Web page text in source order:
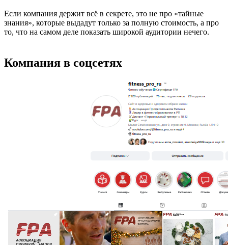
Если компания держит всё в секрете, это не про «тайные
знания», которые выдадут только за полную стоимость, а про
то, что на самом деле показать широкой аудитории нечего.
Компания в соцсетях